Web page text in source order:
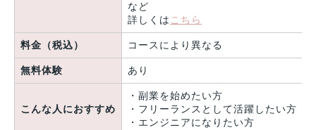
など
詳しくは こちら
料金（税込） コースにより異なる
無料体験 あり
こんな人におすすめ
・副業を始めたい方
・フリーランスとして活躍したい方
・エンジニアになりたい方